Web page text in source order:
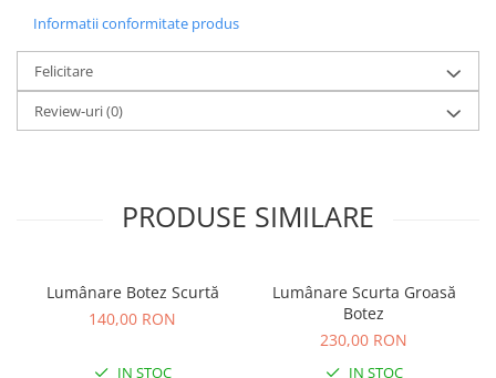
Informatii conformitate produs
Felicitare
Review-uri(0)
PRODUSE SIMILARE
Lumânare Botez Scurtă
140,00 RON
IN STOC
Lumânare Scurta Groasă
Botez
230,00 RON
IN STOC